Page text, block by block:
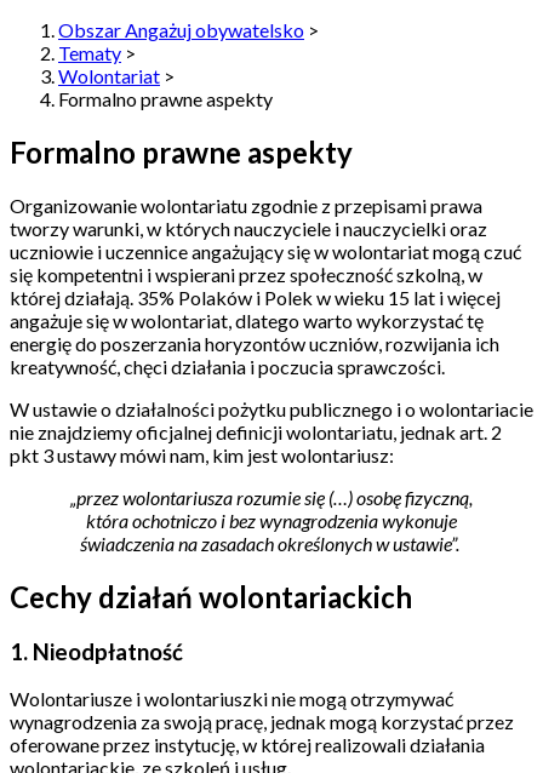
Obszar Angażuj obywatelsko >
Tematy >
Wolontariat >
Formalno prawne aspekty
Formalno prawne aspekty
Organizowanie wolontariatu zgodnie z przepisami prawa
tworzy warunki, w których nauczyciele i nauczycielki oraz
uczniowie i uczennice angażujący się w wolontariat mogą czuć
się kompetentni i wspierani przez społeczność szkolną, w
której działają. 35% Polaków i Polek w wieku 15 lat i więcej
angażuje się w wolontariat, dlatego warto wykorzystać tę
energię do poszerzania horyzontów uczniów, rozwijania ich
kreatywność, chęci działania i poczucia sprawczości.
W ustawie o działalności pożytku publicznego i o wolontariacie
nie znajdziemy oficjalnej definicji wolontariatu, jednak art. 2
pkt 3 ustawy mówi nam, kim jest wolontariusz:
„przez wolontariusza rozumie się (…) osobę fizyczną,
która ochotniczo i bez wynagrodzenia wykonuje
świadczenia na zasadach określonych w ustawie”.
Cechy działań wolontariackich
1. Nieodpłatność
Wolontariusze i wolontariuszki nie mogą otrzymywać
wynagrodzenia za swoją pracę, jednak mogą korzystać przez
oferowane przez instytucję, w której realizowali działania
wolontariackie, ze szkoleń i usług.